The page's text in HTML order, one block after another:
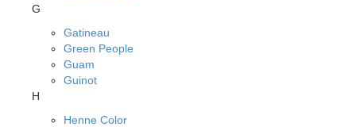
G
Gatineau
Green People
Guam
Guinot
H
Henne Color